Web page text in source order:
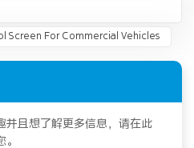
Screen For Commercial Vehicles​
并且想了解更多信息，请在此